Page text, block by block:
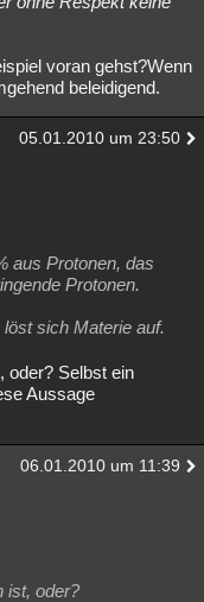
voran gehst?Wenn
beleidigend.
05.01.2010 um 23:50
aus Protonen, das
Protonen.
sich Materie auf.
oder? Selbst ein
Aussage
06.01.2010 um 11:39
ist, oder?